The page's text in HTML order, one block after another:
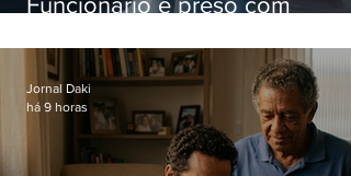
Funcionário é preso com
Hospital do Andaraí
Jornal Daki
há 9 horas